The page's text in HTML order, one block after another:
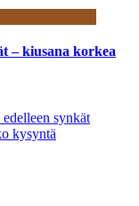
– kiusana korkea
synkät
kysyntä